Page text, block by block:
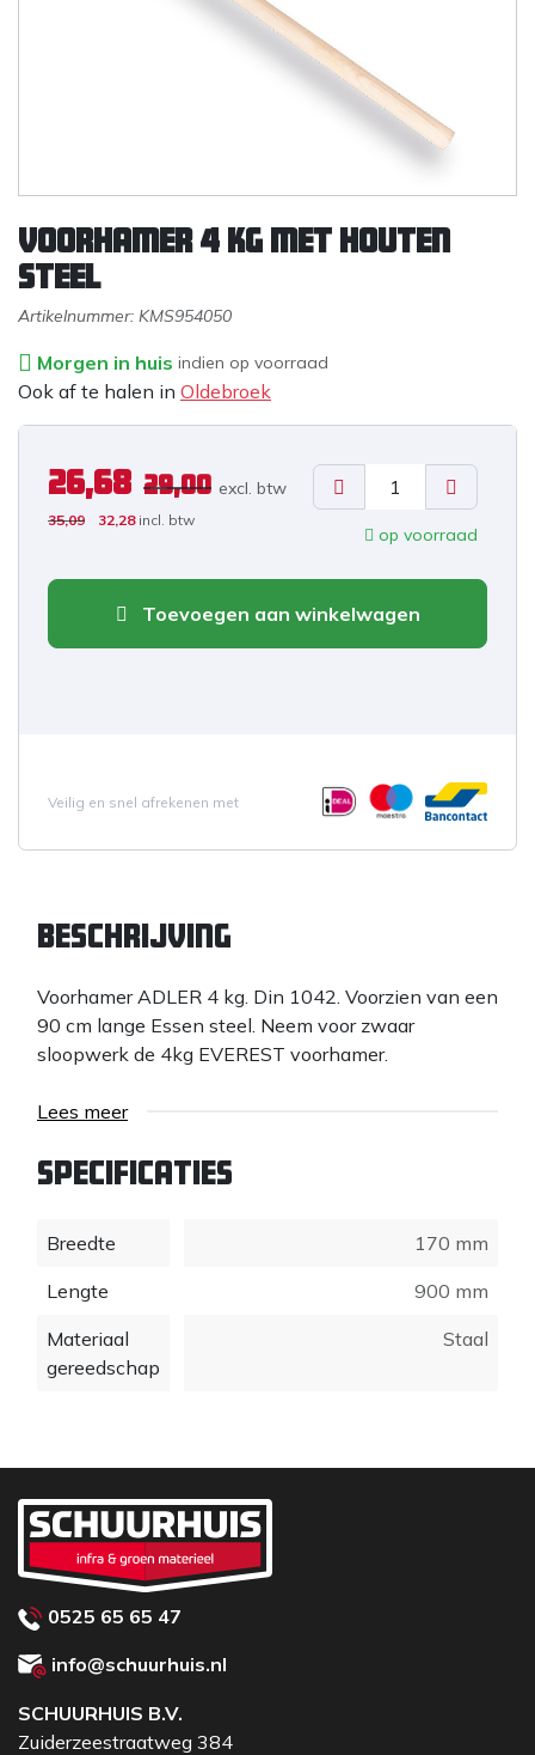
Voorhamer 4 kg met houten
steel
Artikelnummer: KMS954050
Morgen in huis indien op voorraad
Ook af te halen in Oldebroek
26,68 29,00 excl. btw
35,09 32,28 incl. btw
op voorraad
Toevoegen aan winkelwagen
Veilig en snel afrekenen met
Beschrijving
Voorhamer ADLER 4 kg. Din 1042. Voorzien van een
90 cm lange Essen steel. Neem voor zwaar
sloopwerk de 4kg EVEREST voorhamer.
Lees meer
Specificaties
Breedte
170 mm
Lengte
900 mm
Materiaal
gereedschap
Staal
0525 65 65 47
info@schuurhuis.nl
SCHUURHUIS B.V.
Zuiderzeestraatweg 384